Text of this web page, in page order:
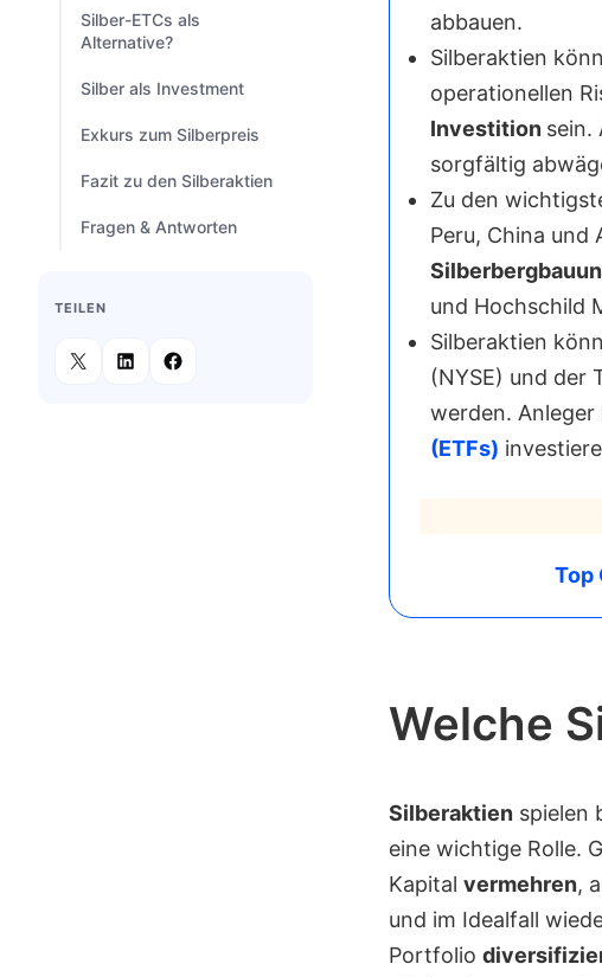
abbauen.
Silberaktien
operationellen
Investition sein.
sorgfältig
Zu den
Peru, China und
und Hochschild
Silberaktien
(NYSE) und der
werden. Anleger
(ETFs)
Top
Welche
Silberaktien spielen
eine wichtige Rolle.
Kapital vermehren,
und im Idealfall
Portfolio
TEILEN
Silber-ETCs als
Alternative?
Silber als Investment
Exkurs zum Silberpreis
Fazit zu den Silberaktien
Fragen & Antworten